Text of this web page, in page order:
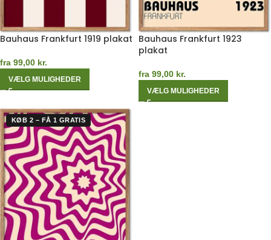
Bauhaus Frankfurt 1919 plakat
fra 99,00 kr.
VÆLG MULIGHEDER
Bauhaus Frankfurt 1923
plakat
fra 99,00 kr.
VÆLG MULIGHEDER
KØB 2 – FÅ 1 GRATIS